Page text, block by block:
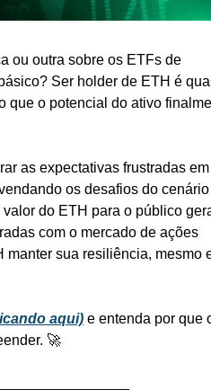
ou outra sobre os ETFs de
Ser holder de ETH é
que o potencial do ativo
as expectativas frustradas em
os desafios do cenário
do ETH para o público
com o mercado de ações
manter sua resiliência, mesmo
aqui) e entenda por que
🚀